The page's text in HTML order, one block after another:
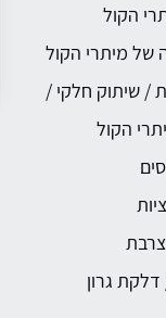
הקול
של מיתרי הקול
/ שיתוק חלקי /
הקול
דלקת גרון